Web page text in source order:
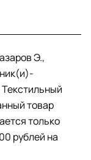
Э.,
товар
только
рублей на